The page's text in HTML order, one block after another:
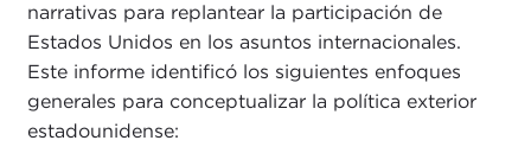
narrativas para replantear la participación de
Estados Unidos en los asuntos internacionales.
Este informe identificó los siguientes enfoques
generales para conceptualizar la política exterior
estadounidense: